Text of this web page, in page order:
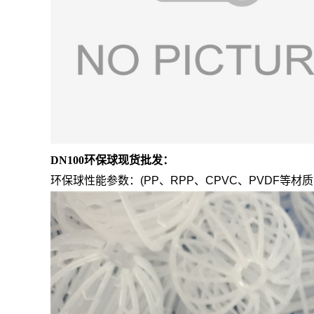
DN100环保球现货批发：
环保球性能参数：(PP、RPP、CPVC、PVDF等材